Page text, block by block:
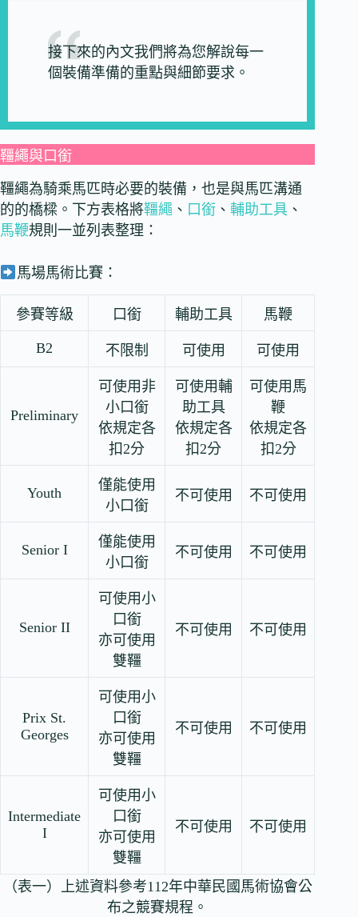
接下來的內文我們將為您解說每一
個裝備準備的重點與細節要求。
韁繩與口銜
韁繩為騎乘馬匹時必要的裝備，也是與馬匹溝通
的的橋樑。下方表格將韁繩 、 口銜 、 輔助工具 、
馬鞭規則一並列表整理：
馬場馬術比賽：
參賽等級 口銜 輔助工具 馬鞭
B2 不限制 可使用 可使用
Preliminary
可使用非
小口銜
依規定各
扣2分
可使用輔
助工具
依規定各
扣2分
可使用馬
鞭
依規定各
扣2分
Youth
僅能使用
小口銜
不可使用 不可使用
Senior I
僅能使用
小口銜
不可使用 不可使用
Senior II
可使用小
口銜
亦可使用
雙韁
不可使用 不可使用
Prix St.
Georges
可使用小
口銜
亦可使用
雙韁
不可使用 不可使用
Intermediate
I
可使用小
口銜
亦可使用
雙韁
不可使用 不可使用
（表一）上述資料參考112年中華民國馬術協會公
布之競賽規程。